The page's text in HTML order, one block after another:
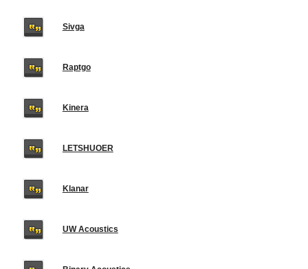
Sivga
Raptgo
Kinera
LETSHUOER
Klanar
UW Acoustics